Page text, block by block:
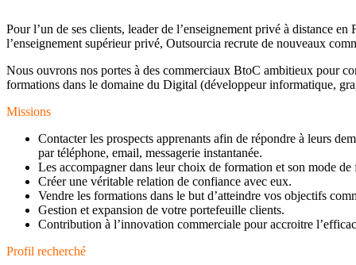
Pour l’un de ses clients, leader de l’enseignement privé à distance en
l’enseignement supérieur privé, Outsourcia recrute de nouveaux
Nous ouvrons nos portes à des commerciaux BtoC ambitieux pour
formations dans le domaine du Digital (développeur informatique,
Missions
Contacter les prospects apprenants afin de répondre à leurs
par téléphone, email, messagerie instantanée.
Les accompagner dans leur choix de formation et son mode de
Créer une véritable relation de confiance avec eux.
Vendre les formations dans le but d’atteindre vos objectifs
Gestion et expansion de votre portefeuille clients.
Contribution à l’innovation commerciale pour accroitre
Profil recherché